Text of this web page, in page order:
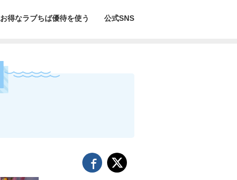
お得なラブちば優待を使う 公式SNS